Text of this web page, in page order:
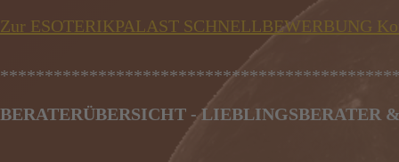
Zur ESOTERIKPALAST SCHNELLBEWERBUNG
BERATERÜBERSICHT - LIEBLINGSBERATER